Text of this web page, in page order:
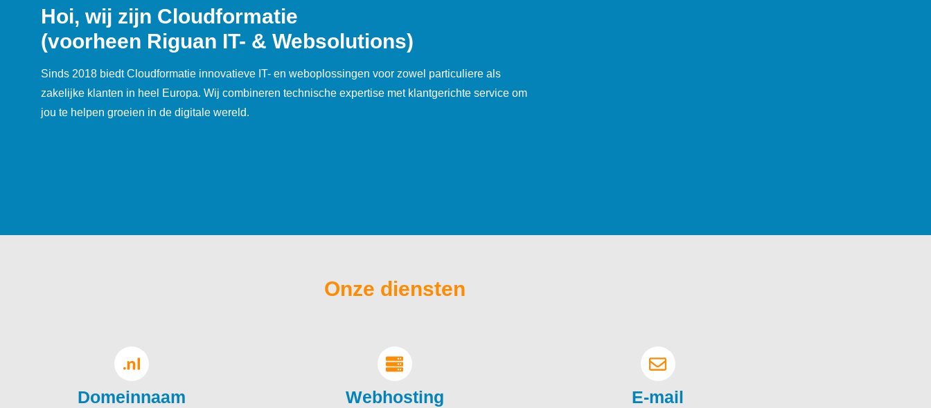
Hoi, wij zijn Cloudformatie
(voorheen Riguan IT- & Websolutions)
Sinds 2018 biedt Cloudformatie innovatieve IT- en weboplossingen voor zowel particuliere als
zakelijke klanten in heel Europa. Wij combineren technische expertise met klantgerichte service om
jou te helpen groeien in de digitale wereld.
Onze diensten
Domeinnaam Webhosting E-mail